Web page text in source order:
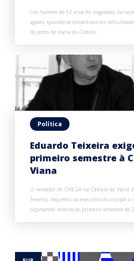
Um homem de 52 anos foi resgatado, na
agosto, quando se encontrava em
do porto de Viana do Castelo.
Política
Eduardo Teixeira
primeiro semestre à
Viana
O vereador do CHEGA na Câmara de Viana
Teixeira, requereu ao executivo municipal o
orçamental relativo ao primeiro semestre de